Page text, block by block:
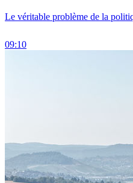
Le véritable problème de la
09:10